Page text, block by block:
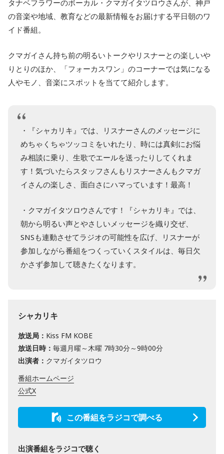
タナベフラワーのボーカル・クマガイタツロウさんが、神戸
の音楽や地域、教育などの最新情報をお届けする平日朝のワ
イド番組。
クマガイさん持ち前の明るいトークやリスナーとの楽しいや
りとりのほか、「フォーカスワン」のコーナーでは気になる
人やモノ、音楽にスポットを当てて紹介します。
・『シャカリキ』では、リスナーさんのメッセージに
めちゃくちゃツッコミをいれたり、時には真剣にお悩
み相談に乗り、生歌でエールを送ったりしてくれま
す！気づいたらスタッフさんもリスナーさんもクマガ
イさんの楽しさ、面白さにハマっています！最高！
・クマガイタツロウさんです！『シャカリキ』では、
朝から明るい声とやさしいメッセージを織り交ぜ、
SNSも連動させてラジオの可能性を広げ、リスナーが
参加しながら番組をつくっていくスタイルは、毎日欠
かさず参加して聴きたくなります。
シャカリキ
放送局： Kiss FM KOBE
放送日時： 毎週月曜～木曜 7時30分～9時00分
出演者： クマガイタツロウ
番組ホームページ
公式X
この番組をラジコで調べる
出演番組をラジコで聴く